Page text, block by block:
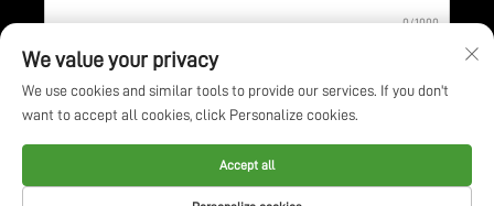
0/1000
Envoyer
Droits d'auteur © Jiangsu BOE Environmental Protection
Technology Co., Ltd. Tous droits réservés -Politique de
We value your privacy
We use cookies and similar tools to provide our services. If you don't
want to accept all cookies, click Personalize cookies.
Accept all